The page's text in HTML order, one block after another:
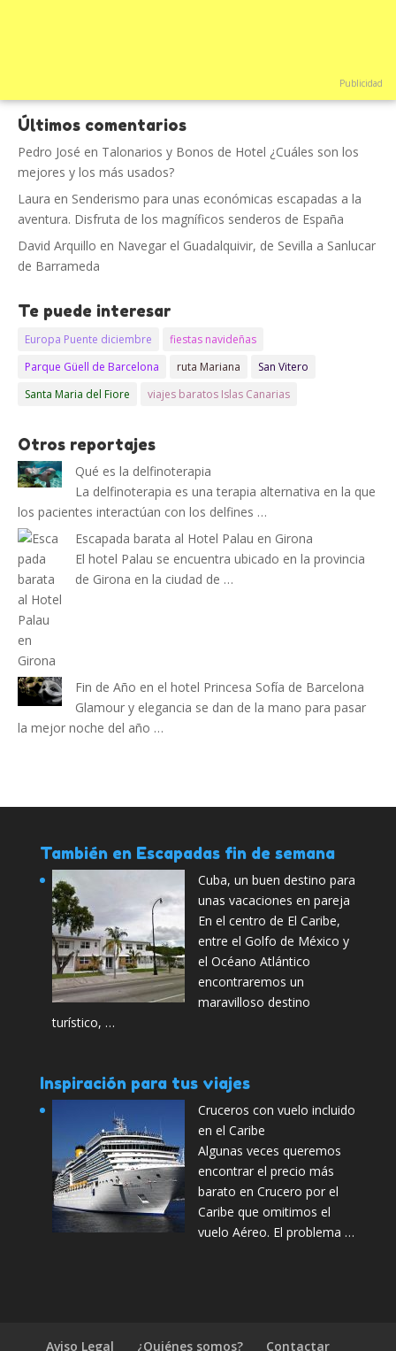
Publicidad
Últimos comentarios
Pedro José en Talonarios y Bonos de Hotel ¿Cuáles son los
mejores y los más usados?
Laura en Senderismo para unas económicas escapadas a la
aventura. Disfruta de los magníficos senderos de España
David Arquillo en Navegar el Guadalquivir, de Sevilla a Sanlucar
de Barrameda
Te puede interesar
Europa Puente diciembre
fiestas navideñas
Parque Güell de Barcelona
ruta Mariana
San Vitero
Santa Maria del Fiore
viajes baratos Islas Canarias
Otros reportajes
Qué es la delfinoterapia
La delfinoterapia es una terapia alternativa en la que
los pacientes interactúan con los delfines …
Escapada barata al Hotel Palau en Girona
El hotel Palau se encuentra ubicado en la provincia
de Girona en la ciudad de …
Fin de Año en el hotel Princesa Sofía de Barcelona
Glamour y elegancia se dan de la mano para pasar
la mejor noche del año …
También en Escapadas fin de semana
Cuba, un buen destino para
unas vacaciones en pareja
En el centro de El Caribe,
entre el Golfo de México y
el Océano Atlántico
encontraremos un
maravilloso destino
turístico, …
Inspiración para tus viajes
Cruceros con vuelo incluido
en el Caribe
Algunas veces queremos
encontrar el precio más
barato en Crucero por el
Caribe que omitimos el
vuelo Aéreo. El problema …
Aviso Legal ¿Quiénes somos? Contactar